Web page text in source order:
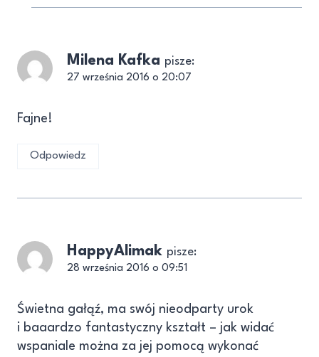
Milena Kafka pisze:
27 września 2016 o 20:07
Fajne!
Odpowiedz
HappyAlimak pisze:
28 września 2016 o 09:51
Świetna gałąź, ma swój nieodparty urok
i baaardzo fantastyczny kształt – jak widać
wspaniale można za jej pomocą wykonać